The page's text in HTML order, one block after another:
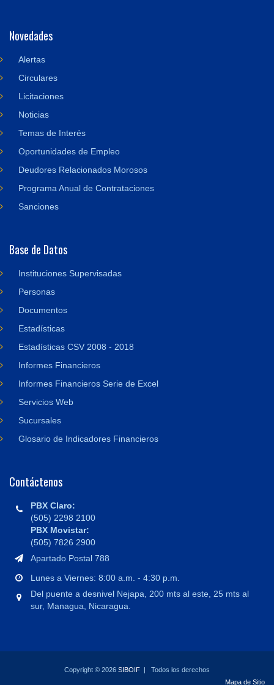
Novedades
Alertas
Circulares
Licitaciones
Noticias
Temas de Interés
Oportunidades de Empleo
Deudores Relacionados Morosos
Programa Anual de Contrataciones
Sanciones
Base de Datos
Instituciones Supervisadas
Personas
Documentos
Estadísticas
Estadísticas CSV 2008 - 2018
Informes Financieros
Informes Financieros Serie de Excel
Servicios Web
Sucursales
Glosario de Indicadores Financieros
Contáctenos
PBX Claro:
(505) 2298 2100
PBX Movistar:
(505) 7826 2900
Apartado Postal 788
Lunes a Viernes: 8:00 a.m. - 4:30 p.m.
Del puente a desnivel Nejapa, 200 mts al este, 25 mts al
sur, Managua, Nicaragua.
Copyright © 2026 SIBOIF | Todos los derechos
Mapa de Sitio